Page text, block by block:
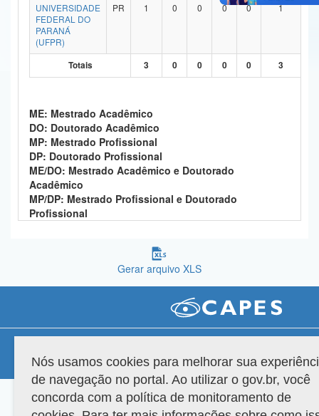
Gabinete de Segurança Institucional
Advocacia-Geral da União
Banco Central do Brasil
Planalto
UNIVERSIDADE
FEDERAL DO
PARANÁ
(UFPR)
PR 1 0 0 0 0 1
Totais 3 0 0 0 0 3
ME: Mestrado Acadêmico
DO: Doutorado Acadêmico
MP: Mestrado Profissional
DP: Doutorado Profissional
ME/DO: Mestrado Acadêmico e Doutorado
Acadêmico
MP/DP: Mestrado Profissional e Doutorado
Profissional
Gerar arquivo XLS
Compatibilidade
Versão do sistema: 3.88.9 Copyright 2022 Capes. Todos os direitos reservados.
Nós usamos cookies para melhorar sua
de navegação no portal. Ao utilizar o gov.br, você
concorda com a política de monitoramento de